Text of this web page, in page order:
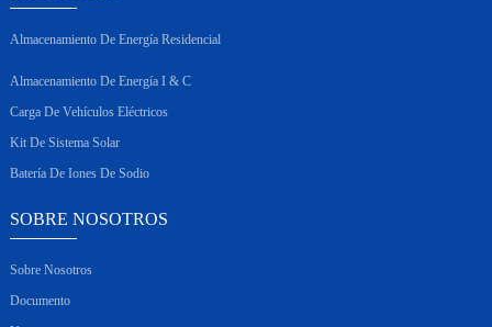
Almacenamiento De Energía Residencial
Almacenamiento De Energía I & C
Carga De Vehículos Eléctricos
Kit De Sistema Solar
Batería De Iones De Sodio
SOBRE NOSOTROS
Sobre Nosotros
Documento